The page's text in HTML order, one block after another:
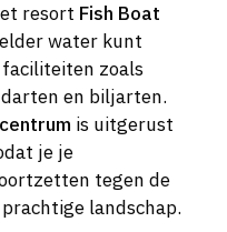
resort Fish Boat
water kunt
zoals
en biljarten.
is uitgerust
je je
tegen de
landschap.